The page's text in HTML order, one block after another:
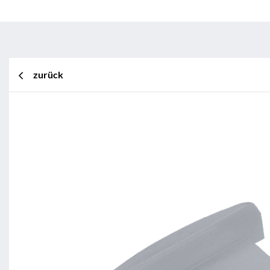
BL Shine XConfig - Sie stellen
Wünschen zusammen
zurück